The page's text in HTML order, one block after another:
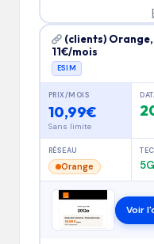
(clients)
11€/mois
ESIM
PRIX/MOIS
10,99€
Sans limite
RÉSEAU
Orange 5G
Voir